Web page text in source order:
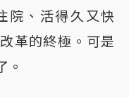
院、活得久又快
革的終極。可是
。